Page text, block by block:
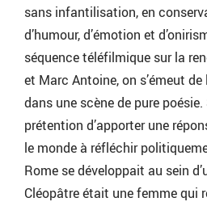
sans infantilisation, en
d’humour, d’émotion et
séquence téléfilmique sur la
et Marc Antoine, on s’émeut
dans une scène de pure
prétention d’apporter une
le monde à réfléchir
Rome se développait au sein
Cléopâtre était une femme qui